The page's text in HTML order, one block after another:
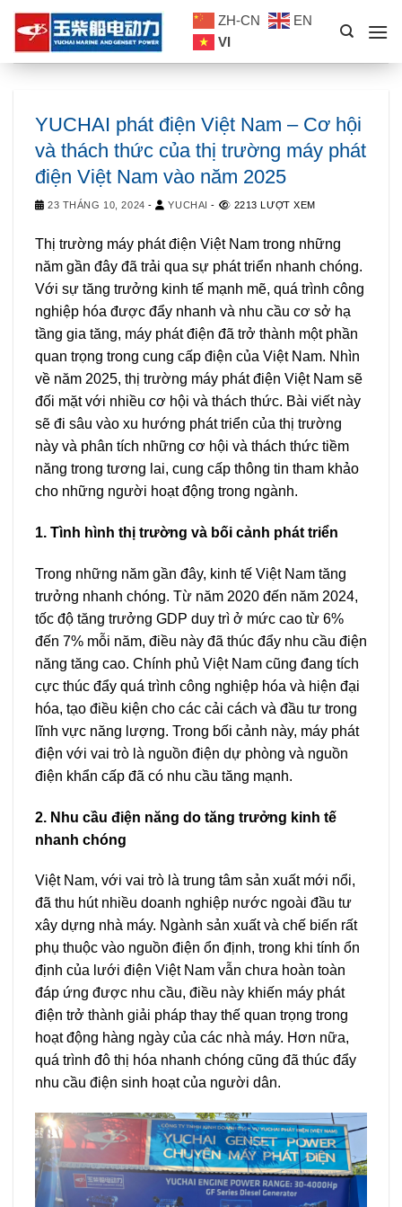
Skip
content
ZH-CN
EN
VI
YUCHAI phát điện Việt Nam – Cơ hội
và thách thức của thị trường máy phát
điện Việt Nam vào năm 2025
23 THÁNG 10, 2024 - YUCHAI - 2213 LƯỢT XEM
Thị trường máy phát điện Việt Nam trong những
năm gần đây đã trải qua sự phát triển nhanh chóng.
Với sự tăng trưởng kinh tế mạnh mẽ, quá trình công
nghiệp hóa được đẩy nhanh và nhu cầu cơ sở hạ
tầng gia tăng, máy phát điện đã trở thành một phần
quan trọng trong cung cấp điện của Việt Nam. Nhìn
về năm 2025, thị trường máy phát điện Việt Nam sẽ
đối mặt với nhiều cơ hội và thách thức. Bài viết này
sẽ đi sâu vào xu hướng phát triển của thị trường
này và phân tích những cơ hội và thách thức tiềm
năng trong tương lai, cung cấp thông tin tham khảo
cho những người hoạt động trong ngành.
1. Tình hình thị trường và bối cảnh phát triển
Trong những năm gần đây, kinh tế Việt Nam tăng
trưởng nhanh chóng. Từ năm 2020 đến năm 2024,
tốc độ tăng trưởng GDP duy trì ở mức cao từ 6%
đến 7% mỗi năm, điều này đã thúc đẩy nhu cầu điện
năng tăng cao. Chính phủ Việt Nam cũng đang tích
cực thúc đẩy quá trình công nghiệp hóa và hiện đại
hóa, tạo điều kiện cho các cải cách và đầu tư trong
lĩnh vực năng lượng. Trong bối cảnh này, máy phát
điện với vai trò là nguồn điện dự phòng và nguồn
điện khẩn cấp đã có nhu cầu tăng mạnh.
2. Nhu cầu điện năng do tăng trưởng kinh tế
nhanh chóng
Việt Nam, với vai trò là trung tâm sản xuất mới nổi,
đã thu hút nhiều doanh nghiệp nước ngoài đầu tư
xây dựng nhà máy. Ngành sản xuất và chế biến rất
phụ thuộc vào nguồn điện ổn định, trong khi tính ổn
định của lưới điện Việt Nam vẫn chưa hoàn toàn
đáp ứng được nhu cầu, điều này khiến máy phát
điện trở thành giải pháp thay thế quan trọng trong
hoạt động hàng ngày của các nhà máy. Hơn nữa,
quá trình đô thị hóa nhanh chóng cũng đã thúc đẩy
nhu cầu điện sinh hoạt của người dân.